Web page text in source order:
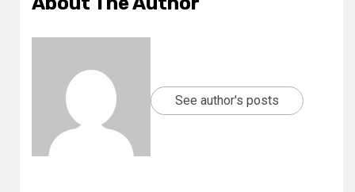
See author's posts